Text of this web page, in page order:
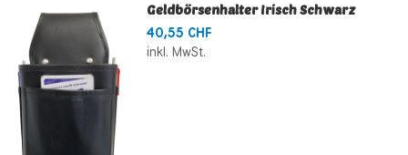
Geldbörsenhalter Irisch Schwarz
40,55 CHF
inkl. MwSt.